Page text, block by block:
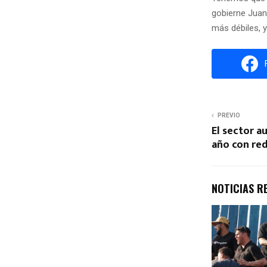
gobierne
más débiles,
PREVIO
El sector
año con
NOTICIAS